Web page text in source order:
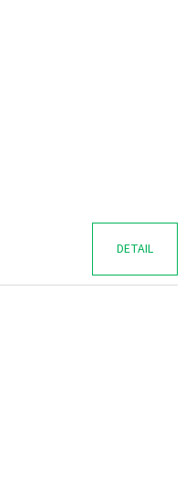
DETAIL